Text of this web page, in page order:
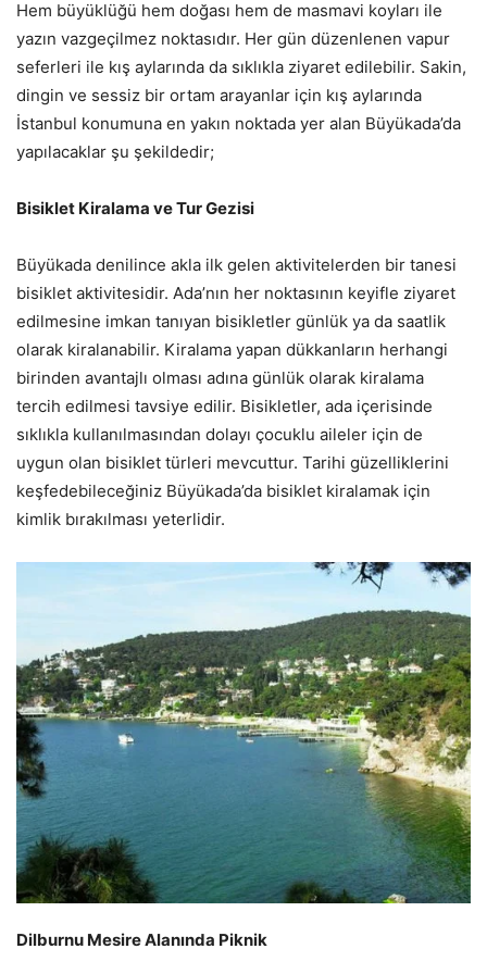
Hem büyüklüğü hem doğası hem de masmavi koyları ile
yazın vazgeçilmez noktasıdır. Her gün düzenlenen vapur
seferleri ile kış aylarında da sıklıkla ziyaret edilebilir. Sakin,
dingin ve sessiz bir ortam arayanlar için kış aylarında
İstanbul konumuna en yakın noktada yer alan Büyükada’da
yapılacaklar şu şekildedir;
Bisiklet Kiralama ve Tur Gezisi
Büyükada denilince akla ilk gelen aktivitelerden bir tanesi
bisiklet aktivitesidir. Ada’nın her noktasının keyifle ziyaret
edilmesine imkan tanıyan bisikletler günlük ya da saatlik
olarak kiralanabilir. Kiralama yapan dükkanların herhangi
birinden avantajlı olması adına günlük olarak kiralama
tercih edilmesi tavsiye edilir. Bisikletler, ada içerisinde
sıklıkla kullanılmasından dolayı çocuklu aileler için de
uygun olan bisiklet türleri mevcuttur. Tarihi güzelliklerini
keşfedebileceğiniz Büyükada’da bisiklet kiralamak için
kimlik bırakılması yeterlidir.
Dilburnu Mesire Alanında Piknik